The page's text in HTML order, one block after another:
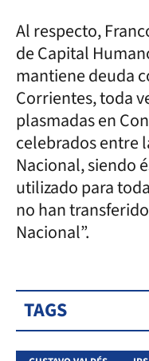
Al respecto,
de Capital
mantiene deuda
Corrientes, toda
plasmadas en
celebrados entre
Nacional, siendo
utilizado para
no han
Nacional”.
TAGS